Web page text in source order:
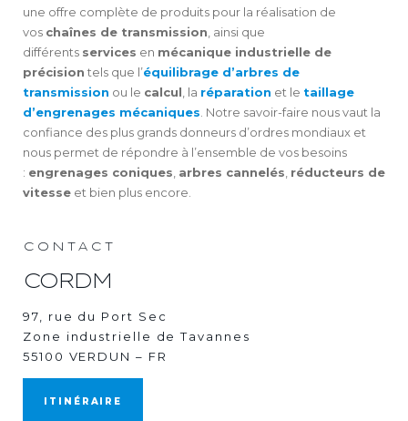
une offre complète de produits pour la réalisation de
vos chaînes de transmission , ainsi que
différents services en mécanique industrielle de
précision tels que l’équilibrage d’arbres de
transmission ou le calcul , la réparation et le taillage
d’engrenages mécaniques . Notre savoir-faire nous vaut la
confiance des plus grands donneurs d’ordres mondiaux et
nous permet de répondre à l’ensemble de vos besoins
: engrenages coniques arbres cannelés réducteurs de
vitesse et bien plus encore.
CONTACT
CORDM
97, rue du Port Sec
Zone industrielle de Tavannes
55100 VERDUN – FR
ITINÉRAIRE